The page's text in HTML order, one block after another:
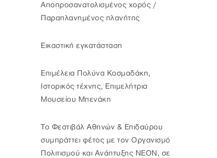
Αποπροσανατολισμένος χορός /
Παραπλανημένος πλανήτης
Εικαστική εγκατάσταση
Επιμέλεια Πολύνα Κοσμαδάκη,
Ιστορικός τέχνης, Επιμελήτρια
Μουσείου Μπενάκη
Το Φεστιβάλ Αθηνών & Επιδαύρου
συμπράττει φέτος με τον Οργανισμό
Πολιτισμού και Ανάπτυξης ΝΕΟΝ, σε